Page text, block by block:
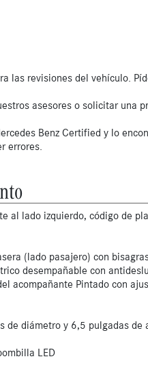
las revisiones del vehículo.
asesores o solicitar una
Benz Certified y lo
errores.
al lado izquierdo, código de
(lado pasajero) con
desempañable con
acompañante Pintado con
diámetro y 6,5 pulgadas de
LED